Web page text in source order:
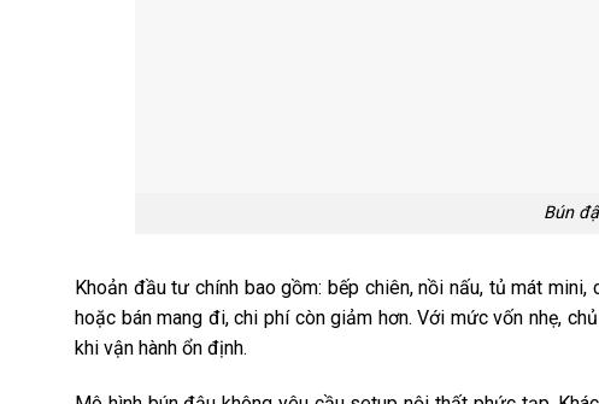
Bún
Khoản đầu tư chính bao gồm: bếp chiên, nồi nấu, tủ mát
hoặc bán mang đi, chi phí còn giảm hơn. Với mức vốn nhẹ,
khi vận hành ổn định.